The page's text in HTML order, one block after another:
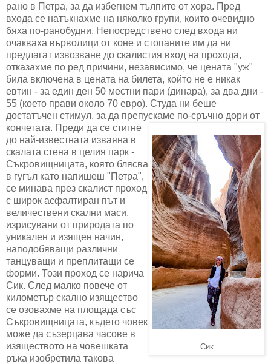
рано в Петра, за да избегнем тълпите от хора. Пред
входа се натъкнахме на няколко групи, които очевидно
бяха по-ранобудни. Непосредствено след входа ни
очакваха върволици от коне и стопаните им да ни
предлагат извозване до скалистия вход на прохода,
отказахме по ред причини, независимо, че цената "уж"
била включена в цената на билета, който не е никак
евтин - за един ден 50 местни пари (динара), за два дни -
55 (което прави около 70 евро). Студа ни беше
достатъчен стимул, за да препускаме по-сръчно дори от
кончетата.
Сик
Преди да се стигне
до най-известната изваяна в
скалата стена в целия парк -
Съкровищницата, която блясва
в гугъл като напишеш "Петра",
се минава през скалист проход
с широк асфалтиран път и
величествени скални маси,
изрисувани от природата по
уникален и изящен начин,
наподобяващи различни
танцуващи и преплитащи се
форми. Този проход се нарича
Сик. След малко повече от
километър скално изящество
се озовахме на площада със
Съкровищницата, където човек
може да съзерцава часове в
изяществото на човешката
ръка изобретила такова